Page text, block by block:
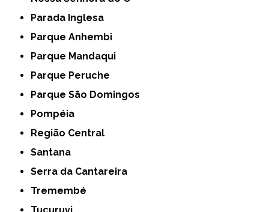
Parada Inglesa
Parque Anhembi
Parque Mandaqui
Parque Peruche
Parque São Domingos
Pompéia
Região Central
Santana
Serra da Cantareira
Tremembé